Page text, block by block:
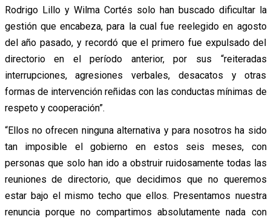
Rodrigo Lillo y Wilma Cortés solo han buscado dificultar la
gestión que encabeza, para la cual fue reelegido en agosto
del año pasado, y recordó que el primero fue expulsado del
directorio en el período anterior, por sus “reiteradas
interrupciones, agresiones verbales, desacatos y otras
formas de intervención reñidas con las conductas mínimas de
respeto y cooperación”.
“Ellos no ofrecen ninguna alternativa y para nosotros ha sido
tan imposible el gobierno en estos seis meses, con
personas que solo han ido a obstruir ruidosamente todas las
reuniones de directorio, que decidimos que no queremos
estar bajo el mismo techo que ellos. Presentamos nuestra
renuncia porque no compartimos absolutamente nada con